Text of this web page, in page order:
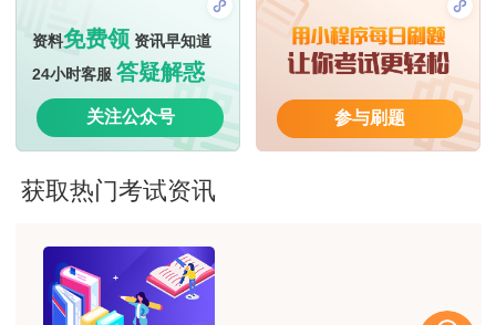
资料免费领 资讯早知道
24小时客服 答疑解惑
关注公众号 参与刷题
获取热门考试资讯